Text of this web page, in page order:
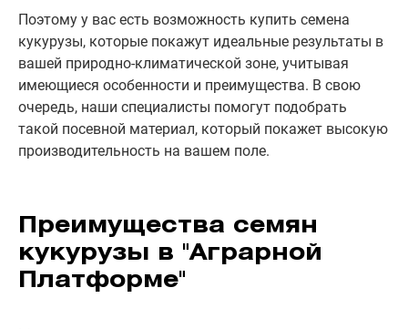
Поэтому у вас есть возможность купить семена
кукурузы, которые покажут идеальные результаты в
вашей природно-климатической зоне, учитывая
имеющиеся особенности и преимущества. В свою
очередь, наши специалисты помогут подобрать
такой посевной материал, который покажет высокую
производительность на вашем поле.
Преимущества семян
кукурузы в "Аграрной
Платформе"